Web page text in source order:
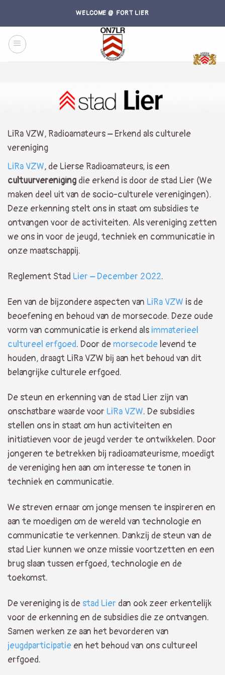
content
WELCOME @ FORT LIER
LiRa VZW, Radioamateurs – Erkend als culturele
vereniging
LiRa VZW, de Lierse Radioamateurs, is een
cultuurvereniging die erkend is door de stad Lier (We
maken deel uit van de socio-culturele verenigingen).
Deze erkenning stelt ons in staat om subsidies te
ontvangen voor de activiteiten. Als vereniging zetten
we ons in voor de jeugd, techniek en communicatie in
onze maatschappij.
Reglement Stad Lier – December 2022.
Een van de bijzondere aspecten van LiRa VZW is de
beoefening en behoud van de morsecode. Deze oude
vorm van communicatie is erkend als immaterieel
cultureel erfgoed. Door de morsecodelevend te
houden, draagt LiRa VZW bij aan het behoud van dit
belangrijke culturele erfgoed.
De steun en erkenning van de stad Lier zijn van
onschatbare waarde voor LiRa VZW. De subsidies
stellen ons in staat om hun activiteiten en
initiatieven voor de jeugd verder te ontwikkelen. Door
jongeren te betrekken bij radioamateurisme, moedigt
de vereniging hen aan om interesse te tonen in
techniek en communicatie.
We streven ernaar om jonge mensen te inspireren en
aan te moedigen om de wereld van technologie en
communicatie te verkennen. Dankzij de steun van de
stad Lier kunnen we onze missie voortzetten en een
brug slaan tussen erfgoed, technologie en de
toekomst.
De vereniging is de stad Lier dan ook zeer erkentelijk
voor de erkenning en de subsidies die ze ontvangen.
Samen werken ze aan het bevorderen van
jeugdparticipatie en het behoud van ons cultureel
erfgoed.